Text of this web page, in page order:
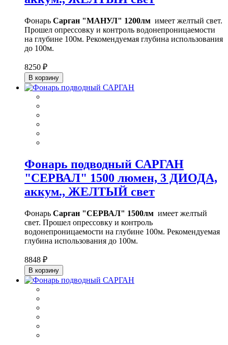
Фонарь Сарган "МАНУЛ" 1200лм имеет желтый свет.
Прошел опрессовку и контроль водонепроницаемости
на глубине 100м. Рекомендуемая глубина использования
до 100м.
8250 ₽
В корзину
Фонарь подводный САРГАН
"СЕРВАЛ" 1500 люмен, 3 ДИОДА,
аккум., ЖЕЛТЫЙ свет
Фонарь Сарган "СЕРВАЛ" 1500лм имеет желтый
свет. Прошел опрессовку и контроль
водонепроницаемости на глубине 100м. Рекомендуемая
глубина использования до 100м.
8848 ₽
В корзину